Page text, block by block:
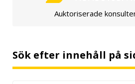
Auktoriserade
Sök efter innehåll på